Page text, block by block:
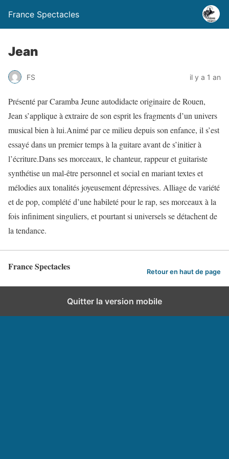
France Spectacles
Jean
FS il y a 1 an
Présenté par Caramba Jeune autodidacte originaire de Rouen,
Jean s’applique à extraire de son esprit les fragments d’un univers
musical bien à lui.Animé par ce milieu depuis son enfance, il s’est
essayé dans un premier temps à la guitare avant de s’initier à
l’écriture.Dans ses morceaux, le chanteur, rappeur et guitariste
synthétise un mal-être personnel et social en mariant textes et
mélodies aux tonalités joyeusement dépressives. Alliage de variété
et de pop, complété d’une habileté pour le rap, ses morceaux à la
fois infiniment singuliers, et pourtant si universels se détachent de
la tendance.
France Spectacles Retour en haut de page
Quitter la version mobile